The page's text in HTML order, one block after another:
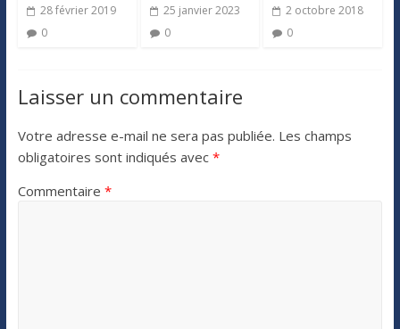
28 février 2019
0
25 janvier 2023
0
2 octobre 2018
0
Laisser un commentaire
Votre adresse e-mail ne sera pas publiée. Les champs
obligatoires sont indiqués avec *
Commentaire *